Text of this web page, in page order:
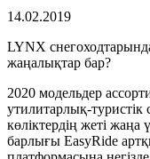
14.02.2019
LYNX
жаңалықтар бар?
2020 модельдер
утилитарлық-туристік
көліктердің жеті
барлығы EasyRide